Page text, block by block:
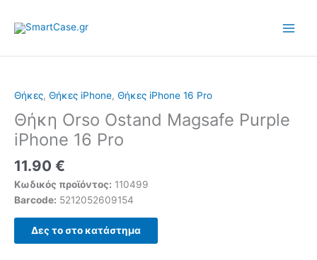
Θήκες, Θήκες iPhone, Θήκες iPhone 16 Pro
Θήκη Orso Ostand Magsafe Purple
iPhone 16 Pro
11.90 €
Κωδικός προϊόντος: 110499
Barcode: 5212052609154
Δες το στο κατάστημα